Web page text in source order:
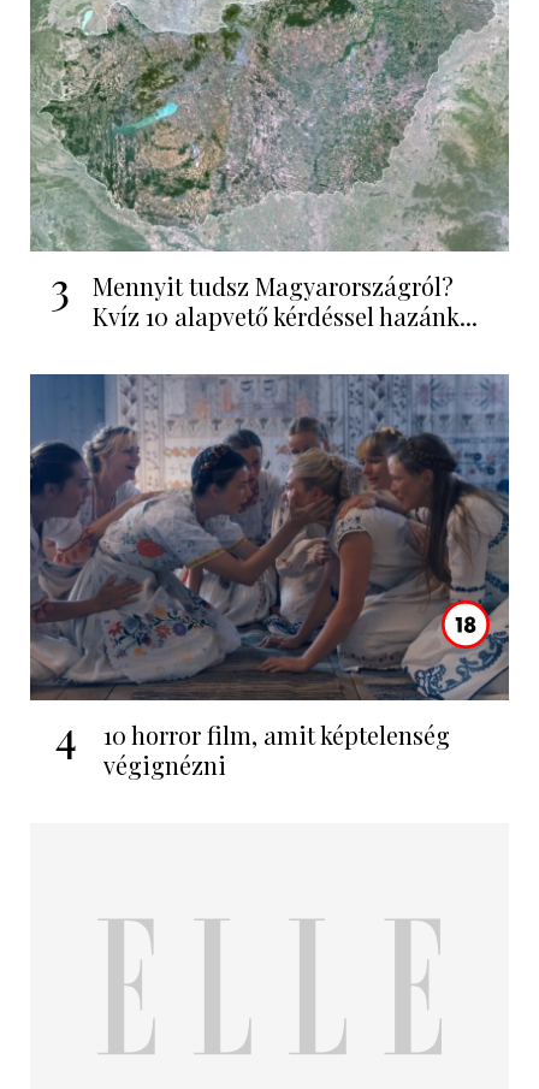
3
Mennyit tudsz Magyarországról?
Kvíz 10 alapvető kérdéssel hazánk...
4
10 horror film, amit képtelenség
végignézni